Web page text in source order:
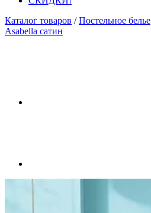
Каталог товаров / Постельное белье
Asabella сатин